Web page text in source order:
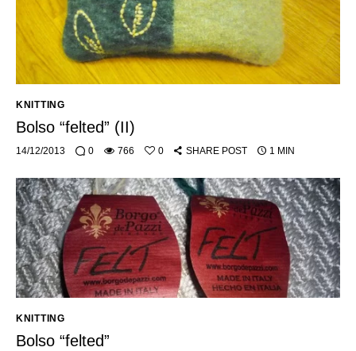
KNITTING
Bolso “felted” (II)
14/12/2013 0 766 0 SHARE POST 1 MIN
KNITTING
Bolso “felted”